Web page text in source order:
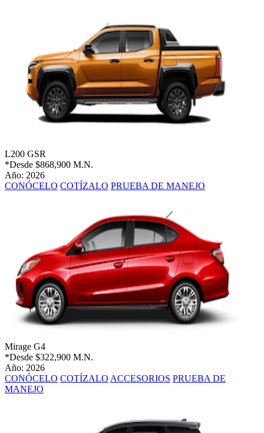
L200 GSR
*Desde $868,900 M.N.
Año: 2026
CONÓCELO COTÍZALO PRUEBA DE MANEJO
Mirage G4
*Desde $322,900 M.N.
Año: 2026
CONÓCELO COTÍZALO ACCESORIOS PRUEBA DE
MANEJO